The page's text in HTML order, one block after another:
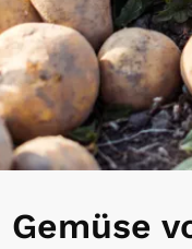
Gemüse